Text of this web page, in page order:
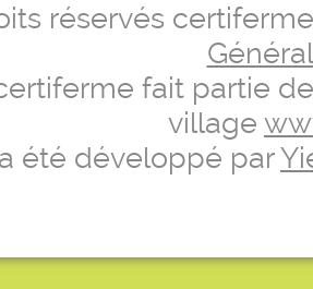
réservés
fait partie
village
été développé par